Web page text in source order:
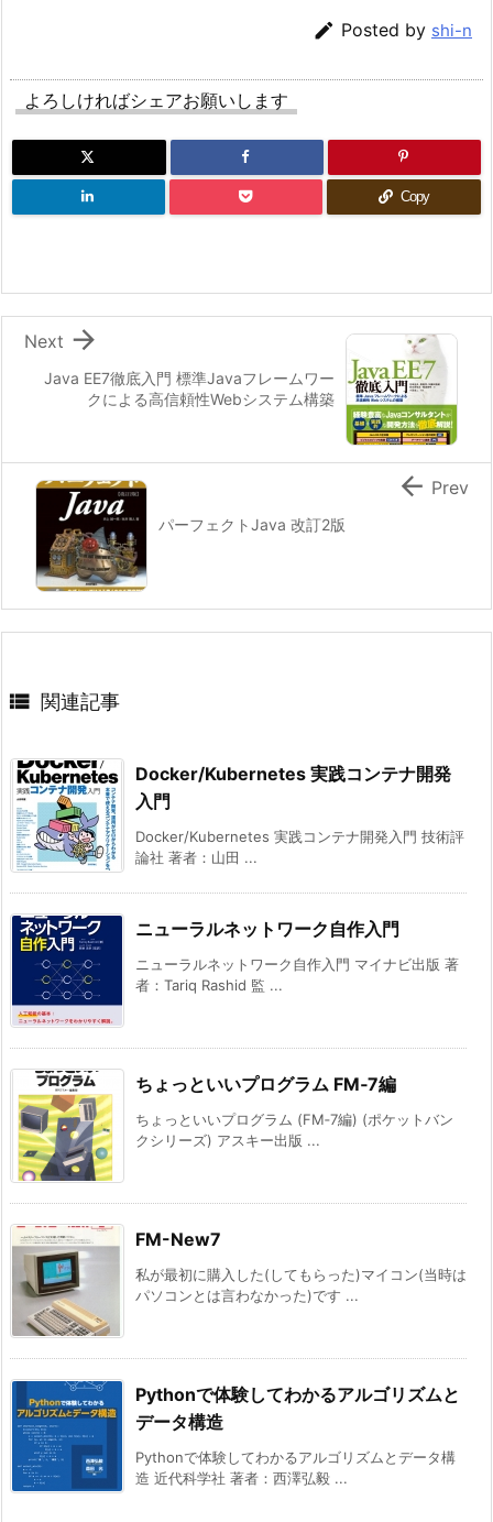
 Posted by shi-n
よろしければシェアお願いします
Copy
Java EE7徹底入門 標準Javaフレームワー
クによる高信頼性Webシステム構築

Next
パーフェクトJava 改訂2版
 Prev
 関連記事
Docker/Kubernetes 実践コンテナ開発
入門
Docker/Kubernetes 実践コンテナ開発入門 技術評
論社 著者：山田 ...
ニューラルネットワーク自作入門
ニューラルネットワーク自作入門 マイナビ出版 著
者：Tariq Rashid 監 ...
ちょっといいプログラム FM‐7編
ちょっといいプログラム (FM‐7編) (ポケットバン
クシリーズ) アスキー出版 ...
FM-New7
私が最初に購入した(してもらった)マイコン(当時は
パソコンとは言わなかった)です ...
Pythonで体験してわかるアルゴリズムと
データ構造
Pythonで体験してわかるアルゴリズムとデータ構
造 近代科学社 著者：西澤弘毅 ...